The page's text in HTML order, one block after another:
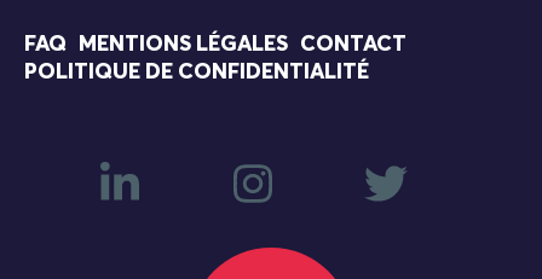
FAQ MENTIONS LÉGALES
CONTACT
POLITIQUE DE CONFIDENTIALITÉ